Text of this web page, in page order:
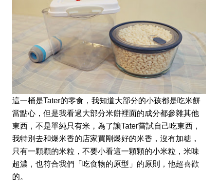
這一桶是Tater的零食，我知道大部分的小孩都是吃米餅
當點心，但是我看過大部分米餅裡面的成分都參雜其他
東西，不是單純只有米，為了讓Tater嘗試自己吃東西，
我特別去和爆米香的店家買剛爆好的米香，沒有加糖，
只有一顆顆的米粒，不要小看這一顆顆的小米粒，米味
超濃，也符合我們「吃食物的原型」的原則，他超喜歡
的。